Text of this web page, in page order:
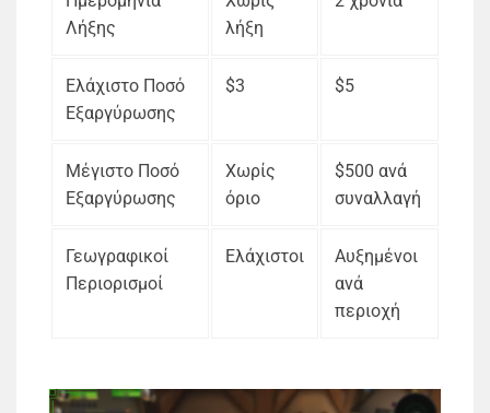
Λήξης
λήξη
Ελάχιστο Ποσό
Εξαργύρωσης
$3 $5
Μέγιστο Ποσό
Εξαργύρωσης
Χωρίς
όριο
$500 ανά
συναλλαγή
Γεωγραφικοί
Περιορισμοί
Ελάχιστοι
Αυξημένοι
ανά
περιοχή